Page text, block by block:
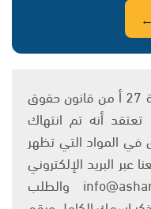
يتم الاستخدام المواد وفقًا للمادة 27 أ من قانون حقوق
وإن كنت تعتقد أنه تم انتهاك
المواد التي تظهر
البريد الإلكتروني
على العنوان التالي: info@ashams.com والطلب